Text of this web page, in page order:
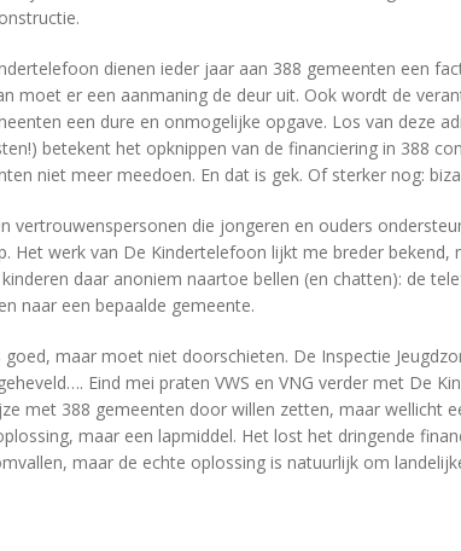
dienen ieder jaar aan 388 gemeenten een
moet er een aanmaning de deur uit. Ook wordt de
een dure en onmogelijke opgave. Los van deze
betekent het opknippen van de financiering in 388
niet meer meedoen. En dat is gek. Of sterker nog:
vertrouwenspersonen die jongeren en ouders
Het werk van De Kindertelefoon lijkt me breder
daar anoniem naartoe bellen (en chatten): de
naar een bepaalde gemeente.
goed, maar moet niet doorschieten. De Inspectie
Eind mei praten VWS en VNG verder met De
met 388 gemeenten door willen zetten, maar wellicht
maar een lapmiddel. Het lost het dringende
maar de echte oplossing is natuurlijk om